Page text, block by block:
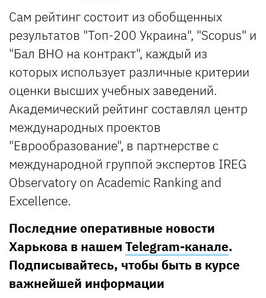
Сам рейтинг состоит из обобщенных
результатов "Топ-200 Украина", "Scopus" и
"Бал ВНО на контракт", каждый из
которых использует различные критерии
оценки высших учебных заведений.
Академический рейтинг составлял центр
международных проектов
"Еврообразование", в партнерстве с
международной группой экспертов IREG
Observatory on Academic Ranking and
Excellence.
Последние оперативные новости
Харькова в нашем Telegram-канале.
Подписывайтесь, чтобы быть в курсе
важнейшей информации